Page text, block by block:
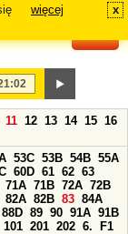
więcej x
11 12 13 14 15 16
53C 53B 54B 55A
60D 61 62 63
71A 71B 72A 72B
82A 82B 83 84A
88D 89 90 91A 91B
101 201 202 6.
F1